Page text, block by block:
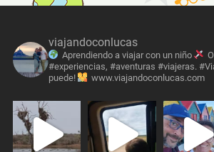
viajandoconlucas
Aprendiendo a viajar con un niño
#experiencias, #aventuras #viajeras.
puede!
www.viajandoconlucas.com